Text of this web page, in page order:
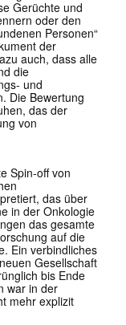
Gerüchte und
oder den
Personen“
der
auch, dass alle
die
und
Die Bewertung
das der
von
Spin-off von
das über
in der Onkologie
das gesamte
auf die
Ein verbindliches
Gesellschaft
bis Ende
war in der
mehr explizit